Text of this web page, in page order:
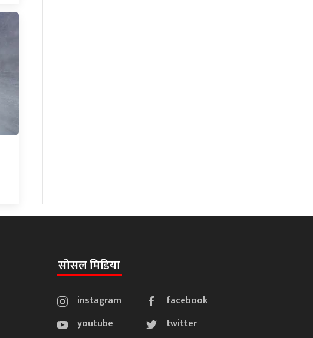
सोसल मिडिया
instagram
facebook
youtube
twitter